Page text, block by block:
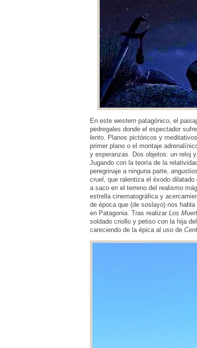
En este western patagónico, el
pedregales donde el espectador
lento . Planos pictóricos y
primer plano o el montaje
y esperanzas. Dos objetos: un reloj
Jugando con la teoría de la
peregrinaje a ninguna parte,
cruel, que ralentiza el éxodo
a saco en el terreno del realismo
estrella cinematográfica y
de época que (de soslayo) nos
en Patagonia. Tras realizar Los
soldado criollo y petiso con la hija
careciendo de la épica al uso de